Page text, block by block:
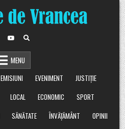
MENU
EMISIUNI EVENIMENT
JUSTIȚIE
LOCAL ECONOMIC
SPORT
SĂNĂTATE ÎNVĂȚĂMÂNT
OPINII